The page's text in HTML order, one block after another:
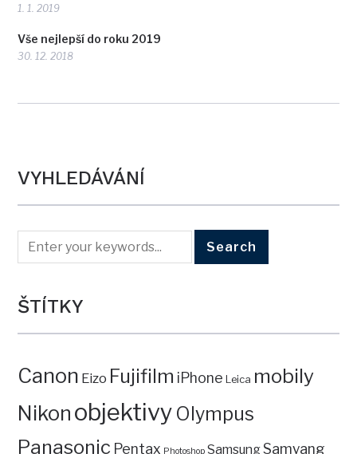
1. 1. 2019
Vše nejlepší do roku 2019
30. 12. 2018
VYHLEDÁVÁNÍ
ŠTÍTKY
Canon Eizo Fujifilm iPhone Leica mobily
Nikon objektivy Olympus
Panasonic Pentax Photoshop SamsungSamyang